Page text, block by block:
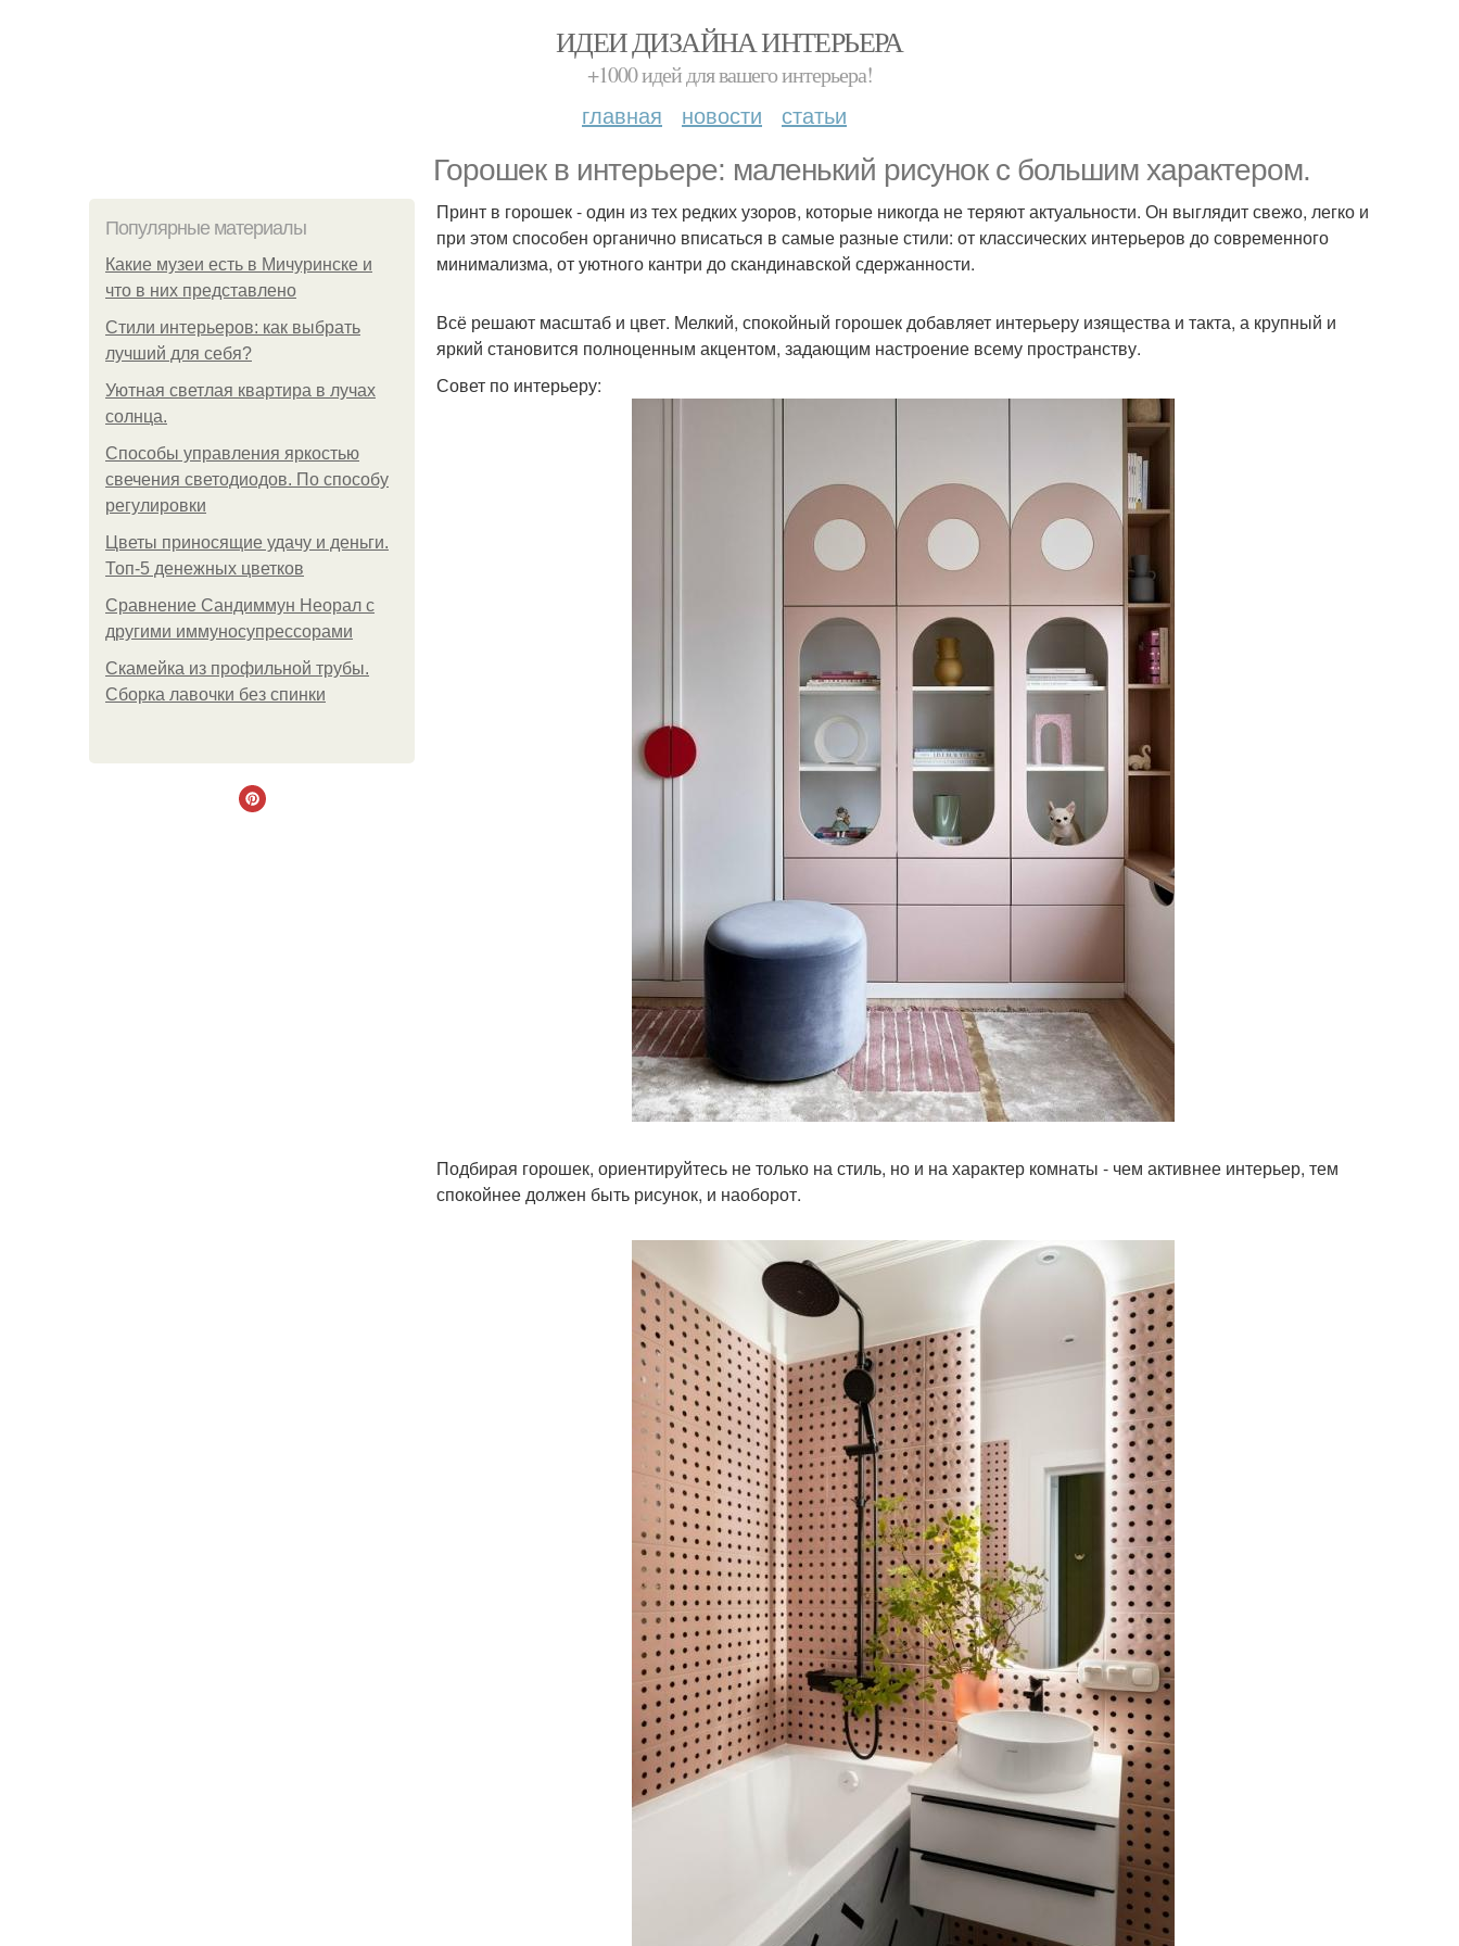
ИДЕИ ДИЗАЙНА ИНТЕРЬЕРА
+1000 идей для вашего интерьера!
главная новости статьи
Горошек в интерьере: маленький рисунок с большим характером.
Популярные материалы
Какие музеи есть в Мичуринске и
что в них представлено
Стили интерьеров: как выбрать
лучший для себя?
Уютная светлая квартира в лучах
солнца.
Способы управления яркостью
свечения светодиодов. По способу
регулировки
Цветы приносящие удачу и деньги.
Топ-5 денежных цветков
Сравнение Сандиммун Неорал с
другими иммуносупрессорами
Скамейка из профильной трубы.
Сборка лавочки без спинки
Принт в горошек - один из тех редких узоров, которые никогда не теряют актуальности. Он выглядит свежо, легко и
при этом способен органично вписаться в самые разные стили: от классических интерьеров до современного
минимализма, от уютного кантри до скандинавской сдержанности.
Всё решают масштаб и цвет. Мелкий, спокойный горошек добавляет интерьеру изящества и такта, а крупный и
яркий становится полноценным акцентом, задающим настроение всему пространству.
Совет по интерьеру:
Подбирая горошек, ориентируйтесь не только на стиль, но и на характер комнаты - чем активнее интерьер, тем
спокойнее должен быть рисунок, и наоборот.